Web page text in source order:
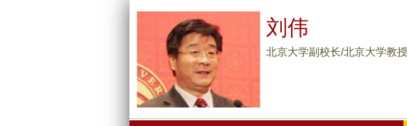
刘伟
北京大学副校长/北京大学教